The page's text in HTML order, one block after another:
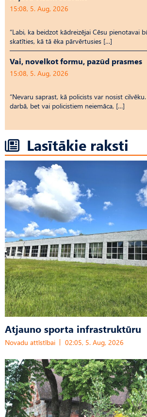
15:08, 5. Aug, 2026
“Labi, ka beidzot kādreizējai Cēsu pienotavai
skatīties, kā tā ēka pārvērtusies […]
Vai, novelkot formu, pazūd prasmes
15:08, 5. Aug, 2026
“Nevaru saprast, kā policists var nosist
darbā, bet vai policistiem neiemāca, […]
Lasītākie raksti
Atjauno sporta infrastruktūru
Novadu attīstībai 02:05, 5. Aug, 2026